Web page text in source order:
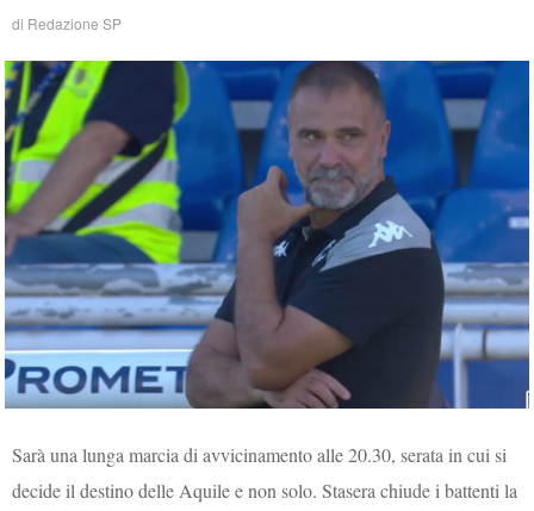
di Redazione SP
Sarà una lunga marcia di avvicinamento alle 20.30, serata in cui si
decide il destino delle Aquile e non solo. Stasera chiude i battenti la